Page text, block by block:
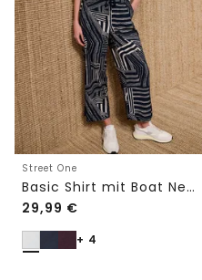
Street One
Basic Shirt mit Boat Neck und Elastikbund
29,99 €
+ 4